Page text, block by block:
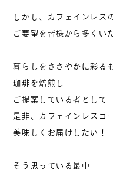
しかし、カフェインレス
ご要望を皆様から多くい
暮らしをささやかに彩る
珈琲を焙煎し
ご提案している者として
是非、カフェインレスコ
美味しくお届けしたい！
そう思っている最中